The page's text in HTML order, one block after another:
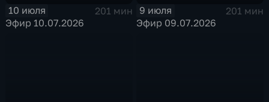
10 июля
201 мин
Эфир 10.07.2026
9 июля
201 мин
Эфир 09.07.2026